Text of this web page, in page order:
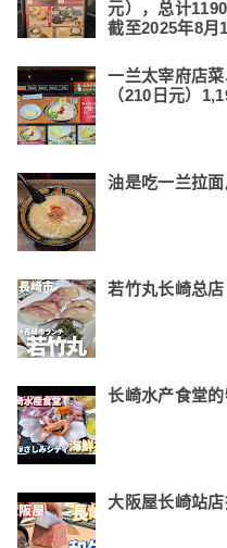
元），总计
截至2025年8月
一兰太宰府店
（210日元）
油是吃一兰拉面
若竹丸长崎总
长崎水产食堂的
大阪屋长崎站